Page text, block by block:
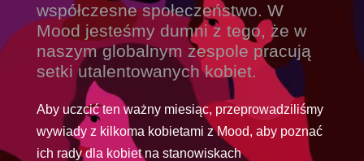
współczesne społeczeństwo. W
Mood jesteśmy dumni z tego, że w
naszym globalnym zespole pracują
setki utalentowanych kobiet.
Aby uczcić ten ważny miesiąc, przeprowadziliśmy
wywiady z kilkoma kobietami z Mood, aby poznać
ich rady dla kobiet na stanowiskach